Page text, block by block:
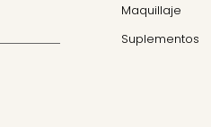
Maquillaje
Suplementos